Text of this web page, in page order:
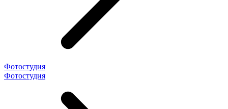
Фотостудия
Фотостудия